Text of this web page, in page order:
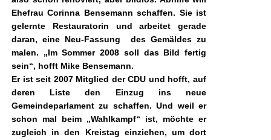
Ehefrau Corinna Bensemann schaffen. Sie ist
gelernte Restauratorin und arbeitet gerade
daran, eine Neu-Fassung des Gemäldes zu
malen. „Im Sommer 2008 soll das Bild fertig
sein“, hofft Mike Bensemann.
Er ist seit 2007 Mitglied der CDU und hofft, auf
deren Liste den Einzug ins neue
Gemeindeparlament zu schaffen. Und weil er
schon mal beim „Wahlkampf“ ist, möchte er
zugleich in den Kreistag einziehen, um dort